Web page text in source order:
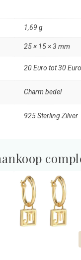
1,69 g
25 × 15 × 3 mm
20 Euro tot 30 Euro
Charm bedel
925 Sterling Zilver